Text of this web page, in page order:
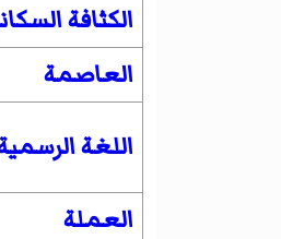
الكثافة
العاصمة
اللغة
العملة